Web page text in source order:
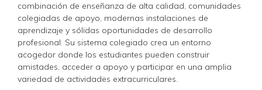
combinación de enseñanza de alta calidad, comunidades
colegiadas de apoyo, modernas instalaciones de
aprendizaje y sólidas oportunidades de desarrollo
profesional. Su sistema colegiado crea un entorno
acogedor donde los estudiantes pueden construir
amistades, acceder a apoyo y participar en una amplia
variedad de actividades extracurriculares.